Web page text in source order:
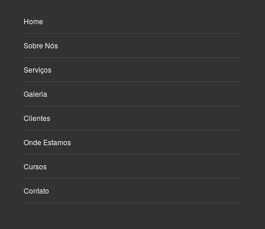
Home
Sobre Nós
Serviços
Galeria
Clientes
Onde Estamos
Cursos
Contato